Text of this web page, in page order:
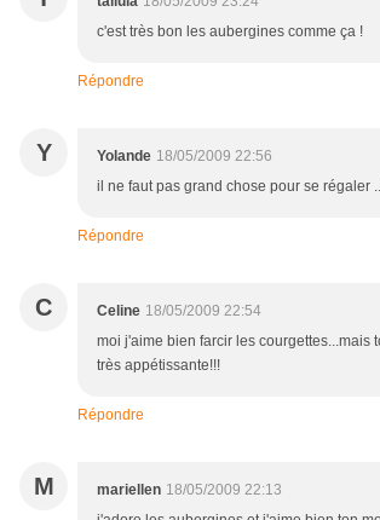
c'est très bon les aubergines comme ça !
Répondre
Y Yolande 18/05/2009 22:56
il ne faut pas grand chose pour se régaler
Répondre
C Celine 18/05/2009 22:54
moi j'aime bien farcir les courgettes...mais
très appétissante!!!
Répondre
M mariellen 18/05/2009 22:13